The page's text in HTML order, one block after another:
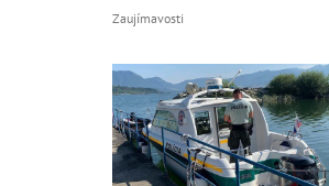
Zaujímavosti